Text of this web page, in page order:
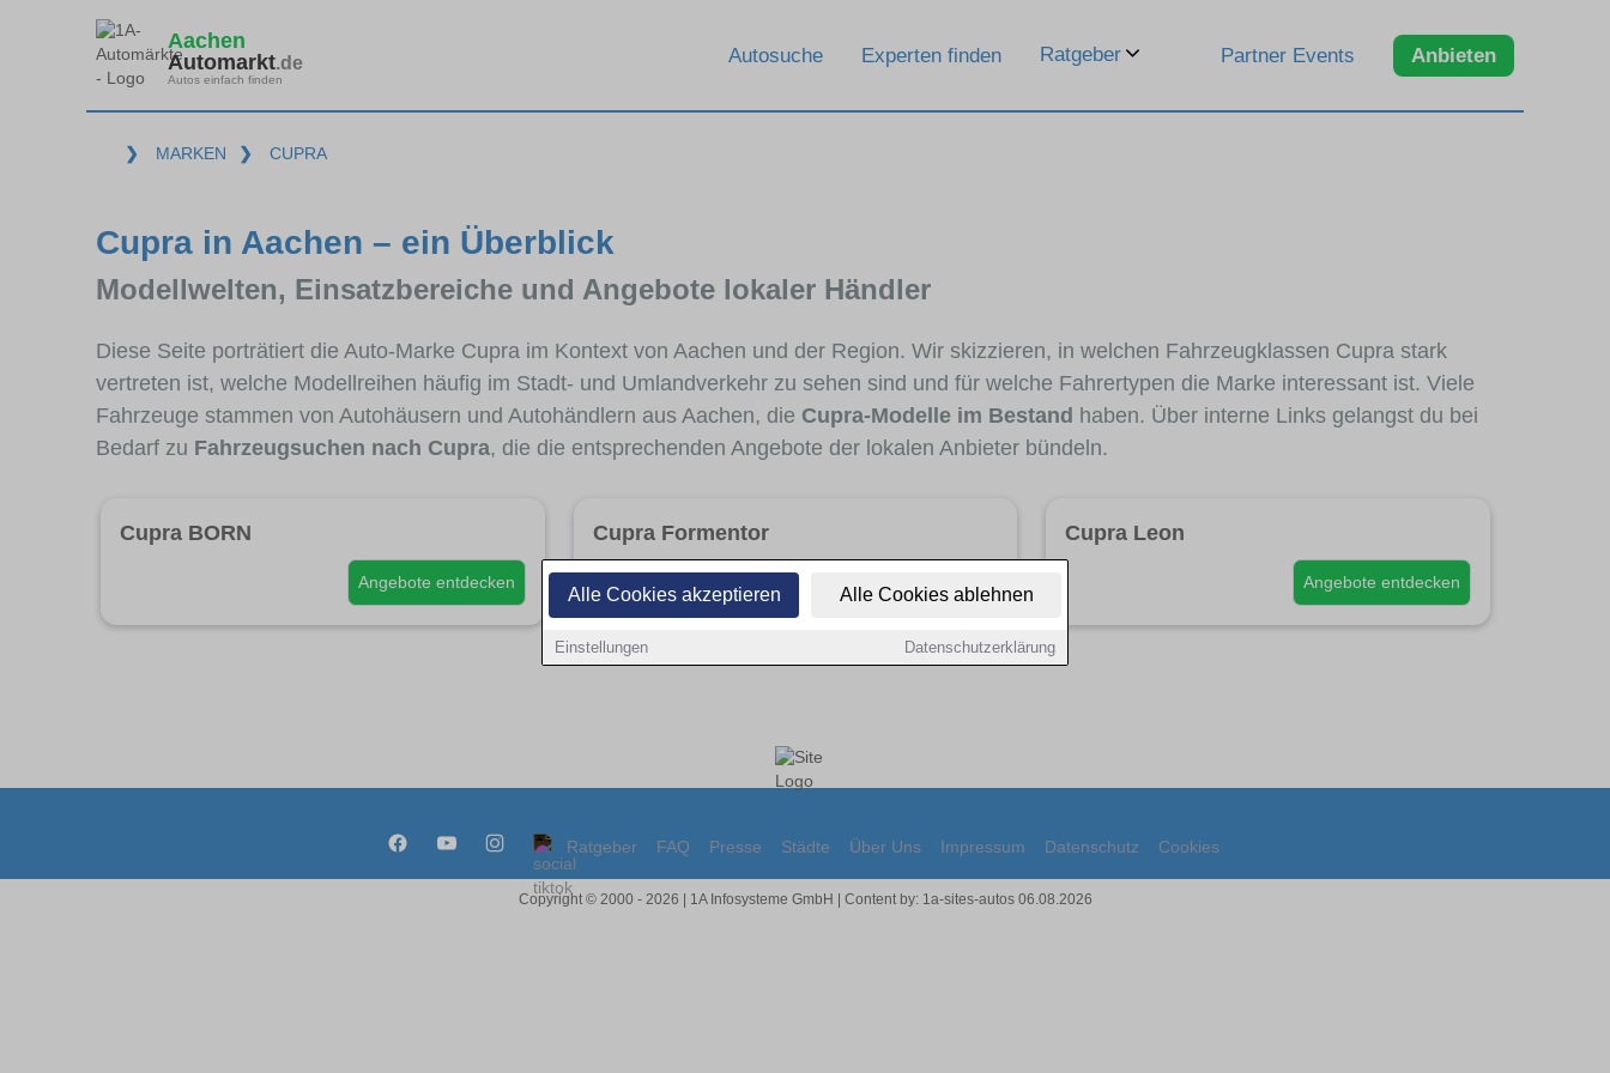
Alle Cookies akzeptieren Alle Cookies ablehnen
Einstellungen Datenschutzerklärung
Aachen
Automarkt.de
Autos einfach finden
Autosuche Experten finden Ratgeber Partner Events Anbieten
❯ MARKEN ❯ CUPRA
Cupra in Aachen – ein Überblick
Modellwelten, Einsatzbereiche und Angebote lokaler Händler
Diese Seite porträtiert die Auto-Marke Cupra im Kontext von Aachen und der Region. Wir skizzieren, in welchen Fahrzeugklassen Cupra stark
vertreten ist, welche Modellreihen häufig im Stadt- und Umlandverkehr zu sehen sind und für welche Fahrertypen die Marke interessant ist. Viele
Fahrzeuge stammen von Autohäusern und Autohändlern aus Aachen, die Cupra-Modelle im Bestand haben. Über interne Links gelangst du bei
Bedarf zu Fahrzeugsuchen nach Cupra, die die entsprechenden Angebote der lokalen Anbieter bündeln.
Cupra BORN
Angebote entdecken
Cupra Formentor Cupra Leon
Angebote entdecken
Ratgeber FAQ Presse Städte Über Uns Impressum Datenschutz Cookies
Copyright © 2000 - 2026 | 1A Infosysteme GmbH | Content by: 1a-sites-autos 06.08.2026